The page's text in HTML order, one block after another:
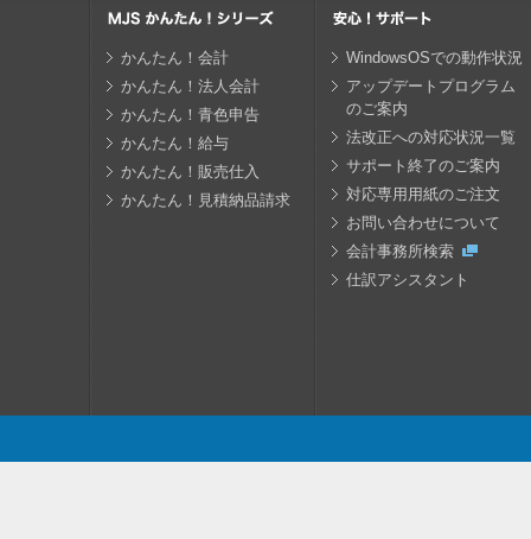
かんたん！会計
かんたん！法人会計
かんたん！青色申告
かんたん！給与
かんたん！販売仕入
かんたん！見積納品請求
WindowsOSでの動作状況
アップデートプログラム
のご案内
法改正への対応状況一覧
サポート終了のご案内
対応専用用紙のご注文
お問い合わせについて
会計事務所検索
仕訳アシスタント